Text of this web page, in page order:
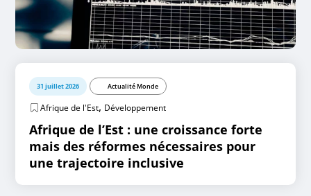
31 juillet 2026 Actualité Monde
Afrique de l'Est, Développement
Afrique de l’Est : une croissance forte
mais des réformes nécessaires pour
une trajectoire inclusive